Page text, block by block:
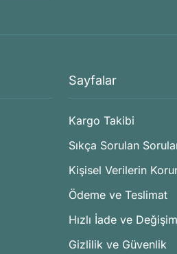
Sayfalar
Kargo Takibi
Sıkça Sorulan
Kişisel Verilerin
Ödeme ve Teslimat
Hızlı İade ve
Gizlilik ve Güvenlik